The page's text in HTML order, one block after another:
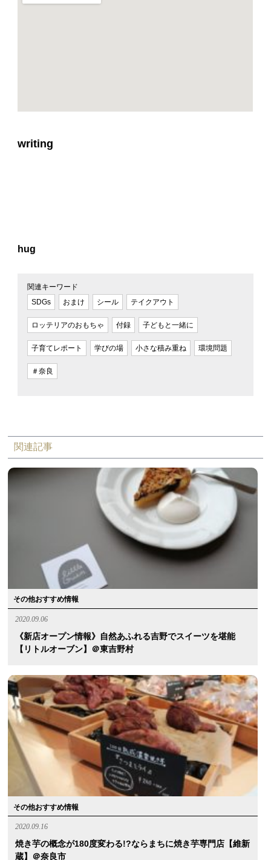
writing
hug
関連キーワード
SDGs
おまけ シール テイクアウト
ロッテリアのおもちゃ 付録 子どもと一緒に
子育てレポート 学びの場 小さな積み重ね 環境問題
＃奈良
関連記事
その他おすすめ情報
2020.09.06
《新店オープン情報》自然あふれる吉野でスイーツを堪能
【リトルオーブン】＠東吉野村
その他おすすめ情報
2020.09.16
焼き芋の概念が180度変わる!?ならまちに焼き芋専門店【維新
蔵】＠奈良市